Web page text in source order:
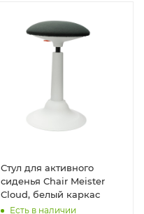
Стул для активного
сиденья Chair Meister
Cloud, белый каркас
Есть в наличии